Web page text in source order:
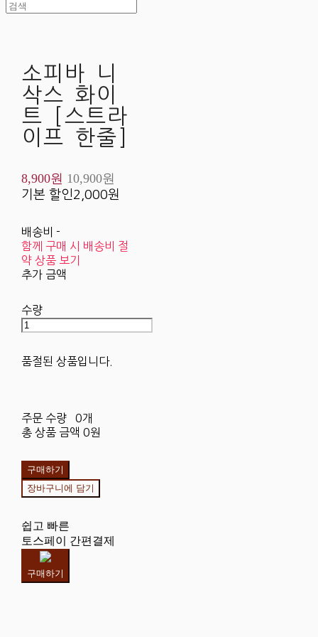
소피바 니
삭스 화이
트 [스트라
이프 한줄]
8,900원 10,900원
기본 할인2,000원
배송비 -
함께 구매 시 배송비 절
약 상품 보기
추가 금액
수량
품절된 상품입니다.
주문 수량
0개
총 상품 금액 0원
구매하기
장바구니에 담기
쉽고 빠른
토스페이 간편결제
구매하기